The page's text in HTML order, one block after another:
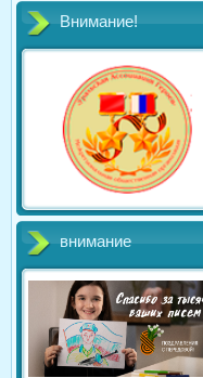
Внимание!
внимание